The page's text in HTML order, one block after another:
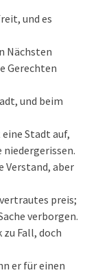
und es
Nächsten
Gerechten
und beim
Stadt auf,
niedergerissen.
Verstand, aber
preis;
verborgen.
Fall, doch
er für einen